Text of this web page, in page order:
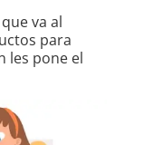
va al
para
les pone el